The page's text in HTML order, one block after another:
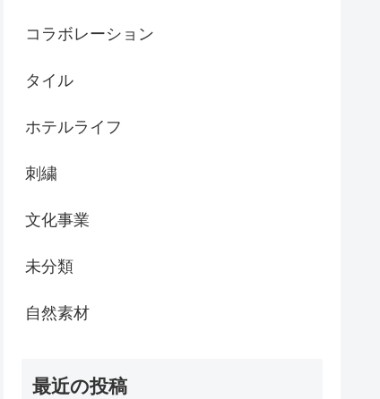
コラボレーション
タイル
ホテルライフ
刺繍
文化事業
未分類
自然素材
最近の投稿